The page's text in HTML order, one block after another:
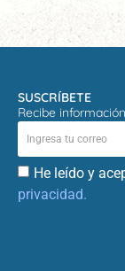
SUSCRÍBETE
Recibe
He leído y
privacidad.